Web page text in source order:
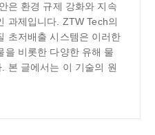
은 환경 규제 강화와 지속
과제입니다. ZTW Tech의
초저배출 시스템은 이러한
을 비롯한 다양한 유해 물
본 글에서는 이 기술의 원